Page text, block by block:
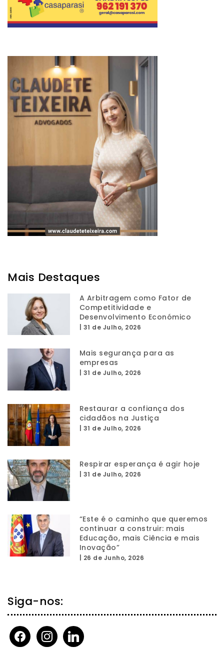
Mais Destaques
A Arbitragem como Fator de
Competitividade e
Desenvolvimento Económico
31 de Julho, 2026
Mais segurança para as
empresas
31 de Julho, 2026
Restaurar a confiança dos
cidadãos na Justiça
31 de Julho, 2026
Respirar esperança é agir hoje
31 de Julho, 2026
“Este é o caminho que queremos
continuar a construir: mais
Educação, mais Ciência e mais
Inovação”
26 de Junho, 2026
Siga-nos:
facebookinstagramlinkedin